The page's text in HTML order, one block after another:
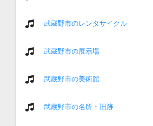
武蔵野市のレンタサイクル
武蔵野市の展示場
武蔵野市の美術館
武蔵野市の名所・旧跡